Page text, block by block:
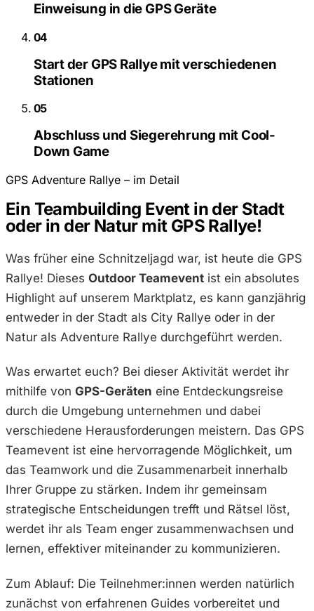
Einweisung in die GPS Geräte
04
Start der GPS Rallye mit verschiedenen
Stationen
05
Abschluss und Siegerehrung mit Cool-
Down Game
GPS Adventure Rallye – im Detail
Ein Teambuilding Event in der Stadt
oder in der Natur mit GPS Rallye!
Was früher eine Schnitzeljagd war, ist heute die GPS
Rallye! Dieses Outdoor Teamevent ist ein absolutes
Highlight auf unserem Marktplatz, es kann ganzjährig
entweder in der Stadt als City Rallye oder in der
Natur als Adventure Rallye durchgeführt werden.
Was erwartet euch? Bei dieser Aktivität werdet ihr
mithilfe von GPS-Geräten eine Entdeckungsreise
durch die Umgebung unternehmen und dabei
verschiedene Herausforderungen meistern. Das GPS
Teamevent ist eine hervorragende Möglichkeit, um
das Teamwork und die Zusammenarbeit innerhalb
Ihrer Gruppe zu stärken. Indem ihr gemeinsam
strategische Entscheidungen trefft und Rätsel löst,
werdet ihr als Team enger zusammenwachsen und
lernen, effektiver miteinander zu kommunizieren.
Zum Ablauf: Die Teilnehmer:innen werden natürlich
zunächst von erfahrenen Guides vorbereitet und